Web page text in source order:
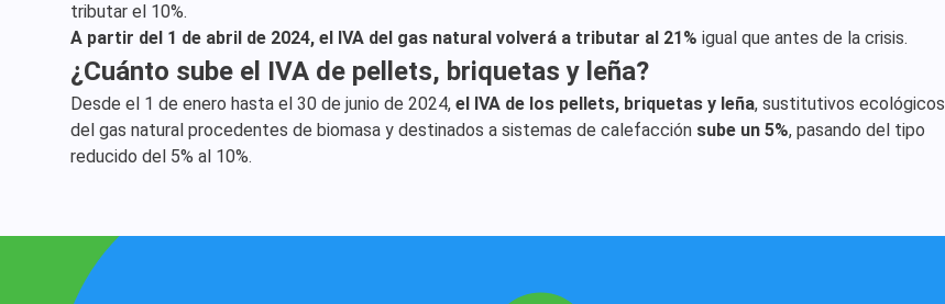
tributar el 10%.
A partir del 1 de abril de 2024, el IVA del gas natural volverá a tributar al 21% igual que antes de la crisis.
¿Cuánto sube el IVA de pellets, briquetas y leña?
Desde el 1 de enero hasta el 30 de junio de 2024, el IVA de los pellets, briquetas y leña, sustitutivos ecológicos
del gas natural procedentes de biomasa y destinados a sistemas de calefacción sube un 5%, pasando del tipo
reducido del 5% al 10%.